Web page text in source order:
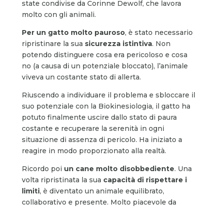
state condivise da Corinne Dewolf, che lavora
molto con gli animali.
Per un gatto molto pauroso, è stato necessario
ripristinare la sua sicurezza istintiva. Non
potendo distinguere cosa era pericoloso e cosa
no (a causa di un potenziale bloccato), l’animale
viveva un costante stato di allerta.
Riuscendo a individuare il problema e sbloccare il
suo potenziale con la Biokinesiologia, il gatto ha
potuto finalmente uscire dallo stato di paura
costante e recuperare la serenità in ogni
situazione di assenza di pericolo. Ha iniziato a
reagire in modo proporzionato alla realtà.
Ricordo poi un cane molto disobbediente. Una
volta ripristinata la sua capacità di rispettare i
limiti, è diventato un animale equilibrato,
collaborativo e presente. Molto piacevole da